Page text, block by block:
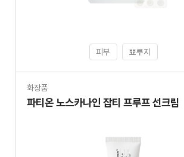
피부 뾰루지
화장품
파티온 노스카나인 잡티 프루프 선크림